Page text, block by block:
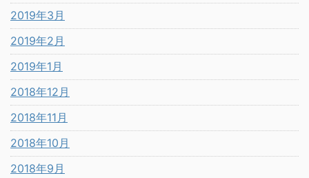
2019年3月
2019年2月
2019年1月
2018年12月
2018年11月
2018年10月
2018年9月